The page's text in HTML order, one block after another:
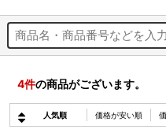
4件の商品がございます。
人気順 価格が安い順